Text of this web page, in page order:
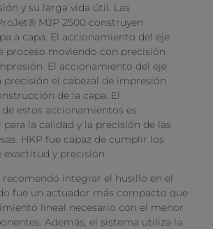
y su larga vida útil. Las
MJP 2500 construyen
a capa. El accionamiento del eje
proceso moviendo con precisión
El accionamiento del eje
precisión el cabezal de impresión
de la capa. El
estos accionamientos es
la calidad y la precisión de las
HKP fue capaz de cumplir los
y precisión.
recomendó integrar el husillo en el
fue un actuador más compacto que
lineal necesario con el menor
Además, el sistema utiliza la